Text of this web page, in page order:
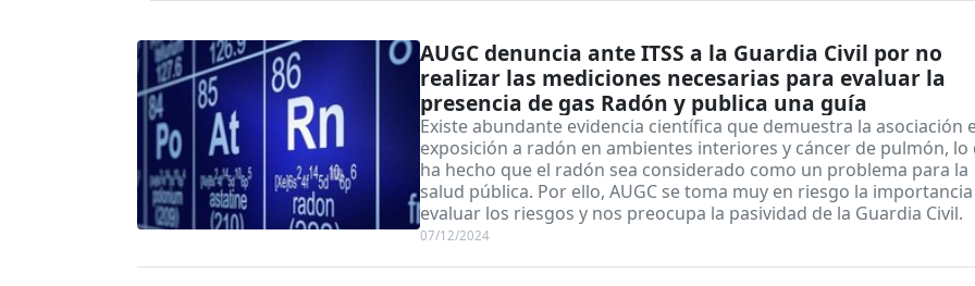
AUGC denuncia ante ITSS a la Guardia Civil por no
realizar las mediciones necesarias para evaluar la
presencia de gas Radón y publica una guía
Existe abundante evidencia científica que demuestra la asociación
exposición a radón en ambientes interiores y cáncer de pulmón, lo
ha hecho que el radón sea considerado como un problema para la
salud pública. Por ello, AUGC se toma muy en riesgo la
evaluar los riesgos y nos preocupa la pasividad de la Guardia Civil.
07/12/2024